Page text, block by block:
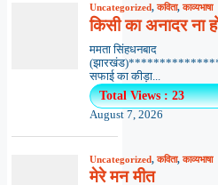
Uncategorized,कविता,काव्यभाषा
किसी का अनादर ना
ममता सिंहधनबाद
सफाई का कीड़ा...
Total Views : 23
August 7, 2026
Uncategorized,कविता,काव्यभाषा
मेरे मन मीत